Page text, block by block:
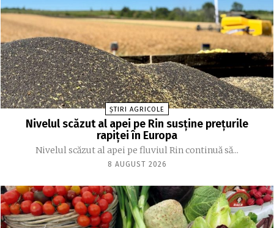
ȘTIRI AGRICOLE
Nivelul scăzut al apei pe Rin susține prețurile
rapiței în Europa
Nivelul scăzut al apei pe fluviul Rin continuă să...
8 AUGUST 2026